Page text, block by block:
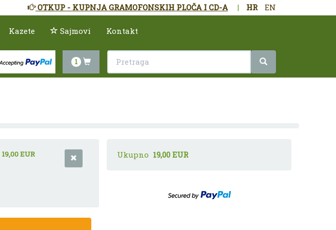
HR EN
|
OTKUP - KUPNJA GRAMOFONSKIH PLOČA I CD-A
Kazete Sajmovi Kontakt
1
19,00 EUR Ukupno 19,00 EUR